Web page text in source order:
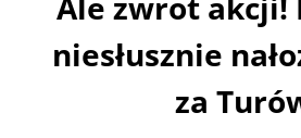
niesłusznie
za